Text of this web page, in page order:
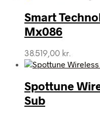
Smart
Mx086
38.519,00 kr.
Spottune
Sub